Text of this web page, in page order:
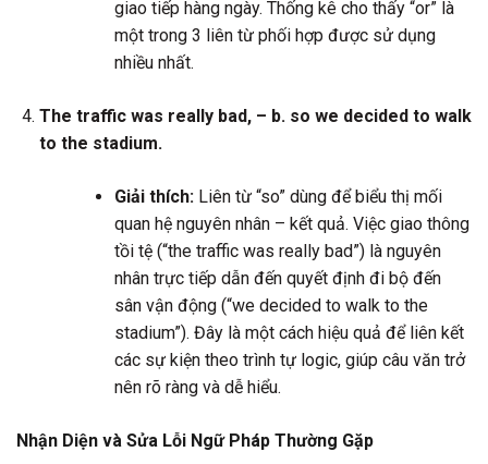
giao tiếp hàng ngày. Thống kê cho thấy “or” là
một trong 3 liên từ phối hợp được sử dụng
nhiều nhất.
The traffic was really bad, – b. so we decided to walk
to the stadium.
Giải thích:Liên từ “so” dùng để biểu thị mối
quan hệ nguyên nhân – kết quả. Việc giao thông
tồi tệ (“the traffic was really bad”) là nguyên
nhân trực tiếp dẫn đến quyết định đi bộ đến
sân vận động (“we decided to walk to the
stadium”). Đây là một cách hiệu quả để liên kết
các sự kiện theo trình tự logic, giúp câu văn trở
nên rõ ràng và dễ hiểu.
Nhận Diện và Sửa Lỗi Ngữ Pháp Thường Gặp